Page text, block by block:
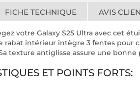
FICHE TECHNIQUE AVIS
votre Galaxy S25 Ultra avec cet
rabat intérieur intègre 3 fentes pour
texture antiglisse assure une bonne
ET POINTS FORTS: